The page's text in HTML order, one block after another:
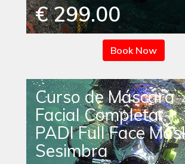
€ 299.00
Book Now
Curso de Máscara
Facial Completa
PADI Full Face
Sesimbra